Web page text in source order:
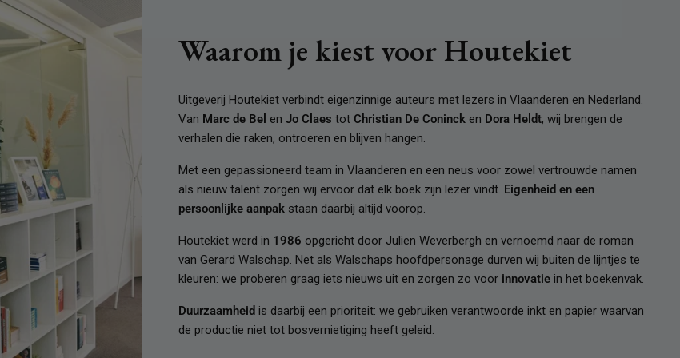
Waarom je kiest voor Houtekiet
Uitgeverij Houtekiet verbindt eigenzinnige auteurs met lezers in Vlaanderen en Nederland.
Van Marc de Bel en Jo Claes tot Christian De Coninck en Dora Heldt, wij brengen de
verhalen die raken, ontroeren en blijven hangen.
Met een gepassioneerd team in Vlaanderen en een neus voor zowel vertrouwde namen
als nieuw talent zorgen wij ervoor dat elk boek zijn lezer vindt. Eigenheid en een
persoonlijke aanpak staan daarbij altijd voorop.
Houtekiet werd in 1986 opgericht door Julien Weverbergh en vernoemd naar de roman
van Gerard Walschap. Net als Walschaps hoofdpersonage durven wij buiten de lijntjes te
kleuren: we proberen graag iets nieuws uit en zorgen zo voor innovatie in het boekenvak.
Duurzaamheid is daarbij een prioriteit: we gebruiken verantwoorde inkt en papier waarvan
de productie niet tot bosvernietiging heeft geleid.